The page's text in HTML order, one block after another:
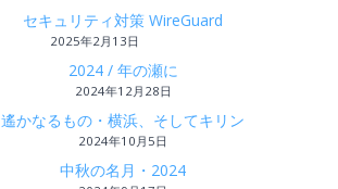
セキュリティ対策 WireGuard
2025年2月13日
2024 / 年の瀬に
2024年12月28日
遙かなるもの・横浜、そしてキリン
2024年10月5日
中秋の名月・2024